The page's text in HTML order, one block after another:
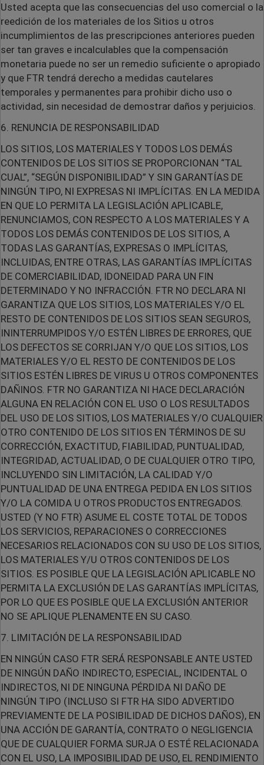
Usted acepta que las consecuencias del uso comercial o la
reedición de los materiales de los Sitios u otros
incumplimientos de las prescripciones anteriores pueden
ser tan graves e incalculables que la compensación
monetaria puede no ser un remedio suficiente o apropiado
y que FTR tendrá derecho a medidas cautelares
temporales y permanentes para prohibir dicho uso o
actividad, sin necesidad de demostrar daños y perjuicios.
6. RENUNCIA DE RESPONSABILIDAD
LOS SITIOS, LOS MATERIALES Y TODOS LOS DEMÁS
CONTENIDOS DE LOS SITIOS SE PROPORCIONAN “TAL
CUAL”, “SEGÚN DISPONIBILIDAD” Y SIN GARANTÍAS DE
NINGÚN TIPO, NI EXPRESAS NI IMPLÍCITAS. EN LA MEDIDA
EN QUE LO PERMITA LA LEGISLACIÓN APLICABLE,
RENUNCIAMOS, CON RESPECTO A LOS MATERIALES Y A
TODOS LOS DEMÁS CONTENIDOS DE LOS SITIOS, A
TODAS LAS GARANTÍAS, EXPRESAS O IMPLÍCITAS,
INCLUIDAS, ENTRE OTRAS, LAS GARANTÍAS IMPLÍCITAS
DE COMERCIABILIDAD, IDONEIDAD PARA UN FIN
DETERMINADO Y NO INFRACCIÓN. FTR NO DECLARA NI
GARANTIZA QUE LOS SITIOS, LOS MATERIALES Y/O EL
RESTO DE CONTENIDOS DE LOS SITIOS SEAN SEGUROS,
ININTERRUMPIDOS Y/O ESTÉN LIBRES DE ERRORES, QUE
LOS DEFECTOS SE CORRIJAN Y/O QUE LOS SITIOS, LOS
MATERIALES Y/O EL RESTO DE CONTENIDOS DE LOS
SITIOS ESTÉN LIBRES DE VIRUS U OTROS COMPONENTES
DAÑINOS. FTR NO GARANTIZA NI HACE DECLARACIÓN
ALGUNA EN RELACIÓN CON EL USO O LOS RESULTADOS
DEL USO DE LOS SITIOS, LOS MATERIALES Y/O CUALQUIER
OTRO CONTENIDO DE LOS SITIOS EN TÉRMINOS DE SU
CORRECCIÓN, EXACTITUD, FIABILIDAD, PUNTUALIDAD,
INTEGRIDAD, ACTUALIDAD, O DE CUALQUIER OTRO TIPO,
INCLUYENDO SIN LIMITACIÓN, LA CALIDAD Y/O
PUNTUALIDAD DE UNA ENTREGA PEDIDA EN LOS SITIOS
Y/O LA COMIDA U OTROS PRODUCTOS ENTREGADOS.
USTED (Y NO FTR) ASUME EL COSTE TOTAL DE TODOS
LOS SERVICIOS, REPARACIONES O CORRECCIONES
NECESARIOS RELACIONADOS CON SU USO DE LOS SITIOS,
LOS MATERIALES Y/U OTROS CONTENIDOS DE LOS
SITIOS. ES POSIBLE QUE LA LEGISLACIÓN APLICABLE NO
PERMITA LA EXCLUSIÓN DE LAS GARANTÍAS IMPLÍCITAS,
POR LO QUE ES POSIBLE QUE LA EXCLUSIÓN ANTERIOR
NO SE APLIQUE PLENAMENTE EN SU CASO.
7. LIMITACIÓN DE LA RESPONSABILIDAD
EN NINGÚN CASO FTR SERÁ RESPONSABLE ANTE USTED
DE NINGÚN DAÑO INDIRECTO, ESPECIAL, INCIDENTAL O
INDIRECTOS, NI DE NINGUNA PÉRDIDA NI DAÑO DE
NINGÚN TIPO (INCLUSO SI FTR HA SIDO ADVERTIDO
PREVIAMENTE DE LA POSIBILIDAD DE DICHOS DAÑOS), EN
UNA ACCIÓN DE GARANTÍA, CONTRATO O NEGLIGENCIA
QUE DE CUALQUIER FORMA SURJA O ESTÉ RELACIONADA
CON EL USO, LA IMPOSIBILIDAD DE USO, EL RENDIMIENTO